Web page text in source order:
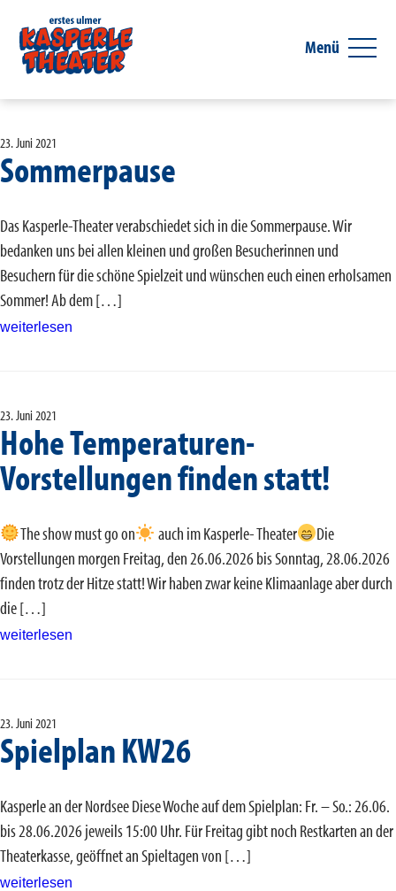
Menü
23. Juni 2021
Sommerpause
Das Kasperle-Theater verabschiedet sich in die Sommerpause. Wir
bedanken uns bei allen kleinen und großen Besucherinnen und
Besuchern für die schöne Spielzeit und wünschen euch einen erholsamen
Sommer! Ab dem […]
weiterlesen
23. Juni 2021
Hohe Temperaturen-
Vorstellungen finden statt!
The show must go on auch im Kasperle- Theater
Die
Vorstellungen morgen Freitag, den 26.06.2026 bis Sonntag, 28.06.2026
finden trotz der Hitze statt! Wir haben zwar keine Klimaanlage aber durch
die […]
weiterlesen
23. Juni 2021
Spielplan KW26
Kasperle an der Nordsee Diese Woche auf dem Spielplan: Fr. – So.: 26.06.
bis 28.06.2026 jeweils 15:00 Uhr. Für Freitag gibt noch Restkarten an der
Theaterkasse, geöffnet an Spieltagen von […]
weiterlesen